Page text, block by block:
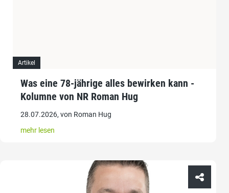
Artikel
Was eine 78-jährige alles bewirken kann -
Kolumne von NR Roman Hug
28.07.2026, von Roman Hug
mehr lesen